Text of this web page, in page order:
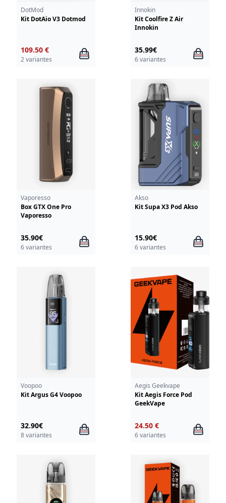
DotMod
Kit DotAio V3 Dotmod
109.50 €
2 variantes
Innokin
Kit Coolfire Z Air
Innokin
35.99€
6 variantes
Vaporesso
Box GTX One Pro
Vaporesso
35.90€
6 variantes
Akso
Kit Supa X3 Pod Akso
15.90€
6 variantes
Voopoo
Kit Argus G4 Voopoo
32.90€
8 variantes
Aegis Geekvape
Kit Aegis Force Pod
GeekVape
24.50 €
6 variantes